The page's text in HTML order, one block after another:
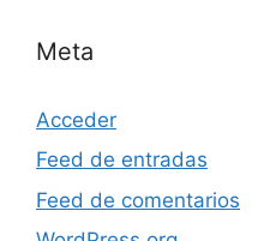
Meta
Acceder
Feed de entradas
Feed de comentarios